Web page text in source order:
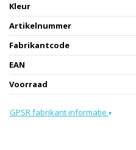
Kleur
Artikelnummer
Fabrikantcode
EAN
Voorraad
GPSR fabrikant informatie ▾